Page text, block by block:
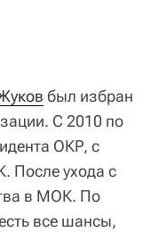
был избран
С 2010 по
ОКР, с
После ухода с
в МОК. По
все шансы,